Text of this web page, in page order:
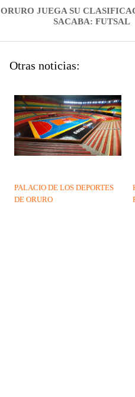
ORURO JUEGA SU
SACABA: FUTSAL
Otras noticias:
PALACIO DE LOS DEPORTES
DE ORURO